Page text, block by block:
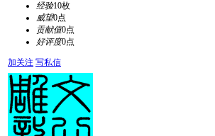
经验10枚
威望0点
贡献值0点
好评度0点
加关注 写私信